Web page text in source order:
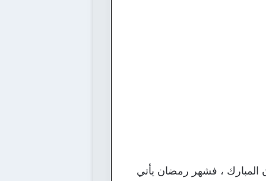
المبارك ، فشهر رمضان يأتي